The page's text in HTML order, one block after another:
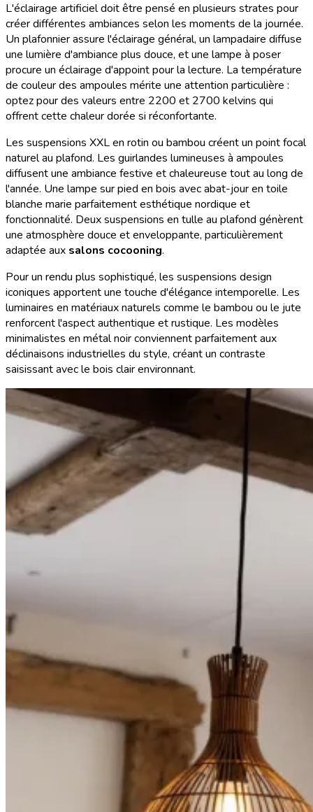
L'éclairage artificiel doit être pensé en plusieurs strates pour
créer différentes ambiances selon les moments de la journée.
Un plafonnier assure l'éclairage général, un lampadaire diffuse
une lumière d'ambiance plus douce, et une lampe à poser
procure un éclairage d'appoint pour la lecture. La température
de couleur des ampoules mérite une attention particulière :
optez pour des valeurs entre 2200 et 2700 kelvins qui
offrent cette chaleur dorée si réconfortante.
Les suspensions XXL en rotin ou bambou créent un point focal
naturel au plafond. Les guirlandes lumineuses à ampoules
diffusent une ambiance festive et chaleureuse tout au long de
l'année. Une lampe sur pied en bois avec abat-jour en toile
blanche marie parfaitement esthétique nordique et
fonctionnalité. Deux suspensions en tulle au plafond génèrent
une atmosphère douce et enveloppante, particulièrement
adaptée aux salons cocooning.
Pour un rendu plus sophistiqué, les suspensions design
iconiques apportent une touche d'élégance intemporelle. Les
luminaires en matériaux naturels comme le bambou ou le jute
renforcent l'aspect authentique et rustique. Les modèles
minimalistes en métal noir conviennent parfaitement aux
déclinaisons industrielles du style, créant un contraste
saisissant avec le bois clair environnant.